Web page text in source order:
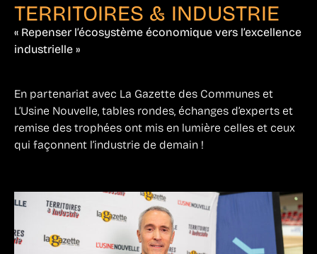
TERRITOIRES & INDUSTRIE
« Repenser l’écosystème économique vers l’excellence
industrielle »
En partenariat avec La Gazette des Communes et
L’Usine Nouvelle, tables rondes, échanges d’experts et
remise des trophées ont mis en lumière celles et ceux
qui façonnent l’industrie de demain !